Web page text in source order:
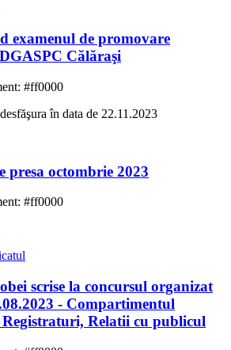
examenul de promovare
Călăraşi
#ff0000
în data de 22.11.2023
presa octombrie 2023
#ff0000
scrise la concursul organizat
- Compartimentul
Relatii cu publicul